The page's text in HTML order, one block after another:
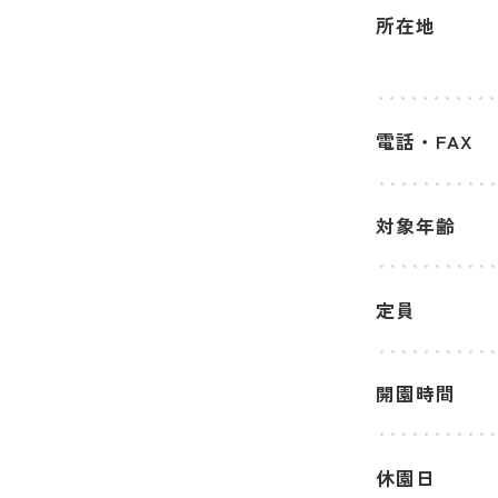
所在地
電話・FAX
対象年齢
定員
開園時間
休園日